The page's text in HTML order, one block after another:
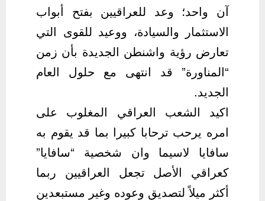
آن واحد؛ وعد للعراقيين بفتح أبواب
الاستثمار والسيادة، ووعيد للقوى التي
تعارض رؤية واشنطن الجديدة بأن زمن
“المناورة” قد انتهى مع حلول العام
الجديد.
اكيد الشعب العراقي المغلوب على
امره يرحب ترحابا كبيرا بما قد يقوم به
سافايا لاسيما وان شخصية “سافايا”
كعراقي الأصل تجعل العراقيين ربما
أكثر ميلاً لتصديق وعوده وغير مستبعدين